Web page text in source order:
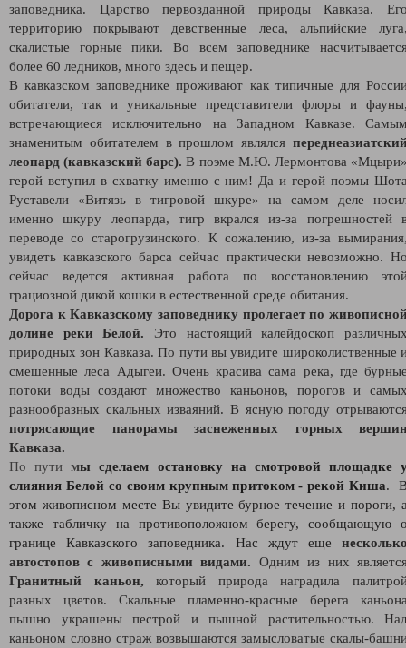
заповедника. Царство первозданной природы Кавказа.
территорию покрывают девственные леса, альпийские
скалистые горные пики. Во всем заповеднике
более 60 ледников, много здесь и пещер.
В кавказском заповеднике проживают как типичные для
обитатели, так и уникальные представители флоры и
встречающиеся исключительно на Западном Кавказе.
знаменитым обитателем в прошлом являлся
леопард (кавказский барс). В поэме М.Ю. Лермонтова
герой вступил в схватку именно с ним! Да и герой поэмы
Руставели «Витязь в тигровой шкуре» на самом деле
именно шкуру леопарда, тигр вкрался из-за погрешностей
переводе со старогрузинского. К сожалению, из-за
увидеть кавказского барса сейчас практически невозможно.
сейчас ведется активная работа по восстановлению
грациозной дикой кошки в естественной среде обитания.
Дорога к Кавказскому заповеднику пролегает по
долине реки Белой. Это настоящий калейдоскоп
природных зон Кавказа. По пути вы увидите широколиственные
смешенные леса Адыгеи. Очень красива сама река, где
потоки воды создают множество каньонов, порогов и
разнообразных скальных изваяний. В ясную погоду
потрясающие панорамы заснеженных горных
Кавказа.
По путимы сделаем остановку на смотровой площадке
слияния Белой со своим крупным притоком - рекой Киша.
этом живописном месте Вы увидите бурное течение и пороги,
также табличку на противоположном берегу, сообщающую
границе Кавказского заповедника. Нас ждут еще
автостопов с живописными видами. Одним из них
Гранитный каньон, который природа наградила
разных цветов. Скальные пламенно-красные берега
пышно украшены пестрой и пышной растительностью.
каньоном словно страж возвышаются замысловатые скалы-